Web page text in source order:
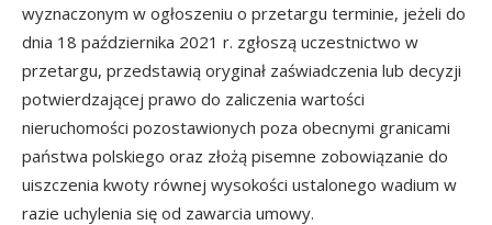
wyznaczonym w ogłoszeniu o przetargu terminie, jeżeli do
dnia 18 października 2021 r. zgłoszą uczestnictwo w
przetargu, przedstawią oryginał zaświadczenia lub decyzji
potwierdzającej prawo do zaliczenia wartości
nieruchomości pozostawionych poza obecnymi granicami
państwa polskiego oraz złożą pisemne zobowiązanie do
uiszczenia kwoty równej wysokości ustalonego wadium w
razie uchylenia się od zawarcia umowy.